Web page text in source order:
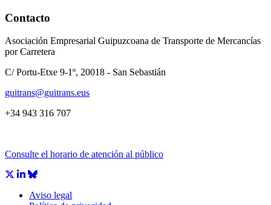
Contacto
Asociación Empresarial Guipuzcoana de Transporte de Mercancías
por Carretera
C/ Portu-Etxe 9-1º, 20018 - San Sebastián
guitrans@guitrans.eus
+34 943 316 707
Consulte el horario de atención al público
Aviso legal